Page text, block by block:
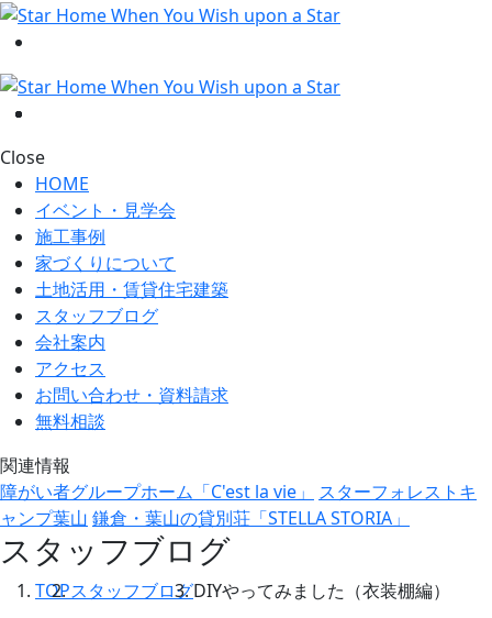
Close
HOME
イベント・見学会
施工事例
家づくりについて
土地活用・賃貸住宅建築
スタッフブログ
会社案内
アクセス
お問い合わせ・資料請求
無料相談
関連情報
障がい者グループホーム「C'est la vie」
スターフォレストキ
ャンプ葉山 鎌倉・葉山の貸別荘「STELLA STORIA」
スタッフブログ
TOPスタッフブログDIYやってみました（衣装棚編）